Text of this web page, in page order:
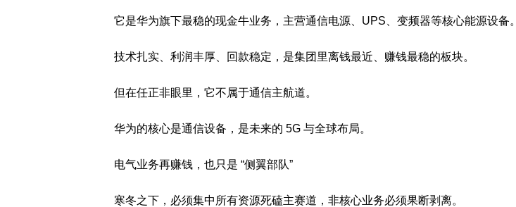
它是华为旗下最稳的现金牛业务，主营通信电源、UPS、变频器等核心能源设备。
技术扎实、利润丰厚、回款稳定，是集团里离钱最近、赚钱最稳的板块。
但在任正非眼里，它不属于通信主航道。
华为的核心是通信设备，是未来的 5G 与全球布局。
电气业务再赚钱，也只是 “侧翼部队”
寒冬之下，必须集中所有资源死磕主赛道，非核心业务必须果断剥离。